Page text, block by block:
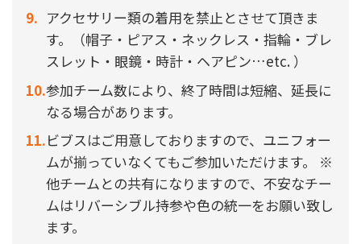
アクセサリー類の着用を禁止とさせて頂きま
す。（帽子・ピアス・ネックレス・指輪・ブレ
スレット・眼鏡・時計・ヘアピン…etc. ）
参加チーム数により、終了時間は短縮、延長に
なる場合があります。
ビブスはご用意しておりますので、ユニフォー
ムが揃っていなくてもご参加いただけます。 ※
他チームとの共有になりますので、不安なチー
ムはリバーシブル持参や色の統一をお願い致し
ます。